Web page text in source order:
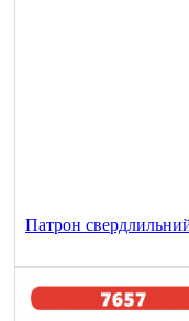
Патрон